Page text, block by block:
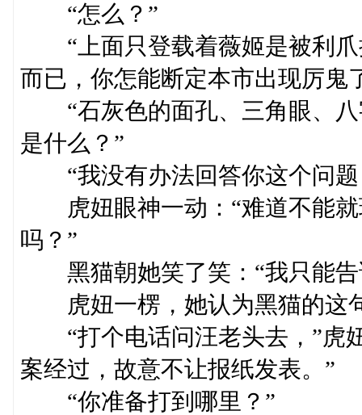
“怎么？”
“上面只登载着薇姬是被利爪
而已，你怎能断定本市出现厉鬼
“石灰色的面孔、三角眼、八
是什么？”
“我没有办法回答你这个问题
虎妞眼神一动：“难道不能就
吗？”
黑猫朝她笑了笑：“我只能告
虎妞一楞，她认为黑猫的这
“打个电话问汪老头去，”虎
案经过，故意不让报纸发表。”
“你准备打到哪里？”